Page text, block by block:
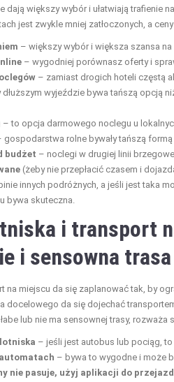
dają większy wybór i ułatwiają trafienie
jest zwykle mniej zatłoczonych, a
– większy wybór i większa szansa
– wygodniej porównasz oferty i
– zamiast drogich hoteli częstą
dłuższym wyjeździe bywa tańszą opcją
– to opcja darmowego noclegu u
gospodarstwa rolne bywały tańszą
budżet – noclegi w drugiej linii
(żeby nie przepłacić czasem i
innych podróżnych, a jeśli jest taka
bywa skuteczna.
i transport
i sensowna trasa
na miejscu da się zaplanować tak, by
docelowego da się dojechać
lub nie ma sensownej trasy,
– jeśli jest autobus lub pociąg,
– bywa to wygodne i może
nie pasuje, użyj aplikacji do